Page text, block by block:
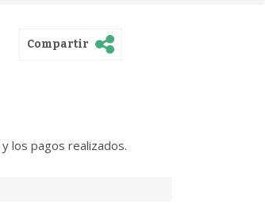
Compartir
los pagos realizados.